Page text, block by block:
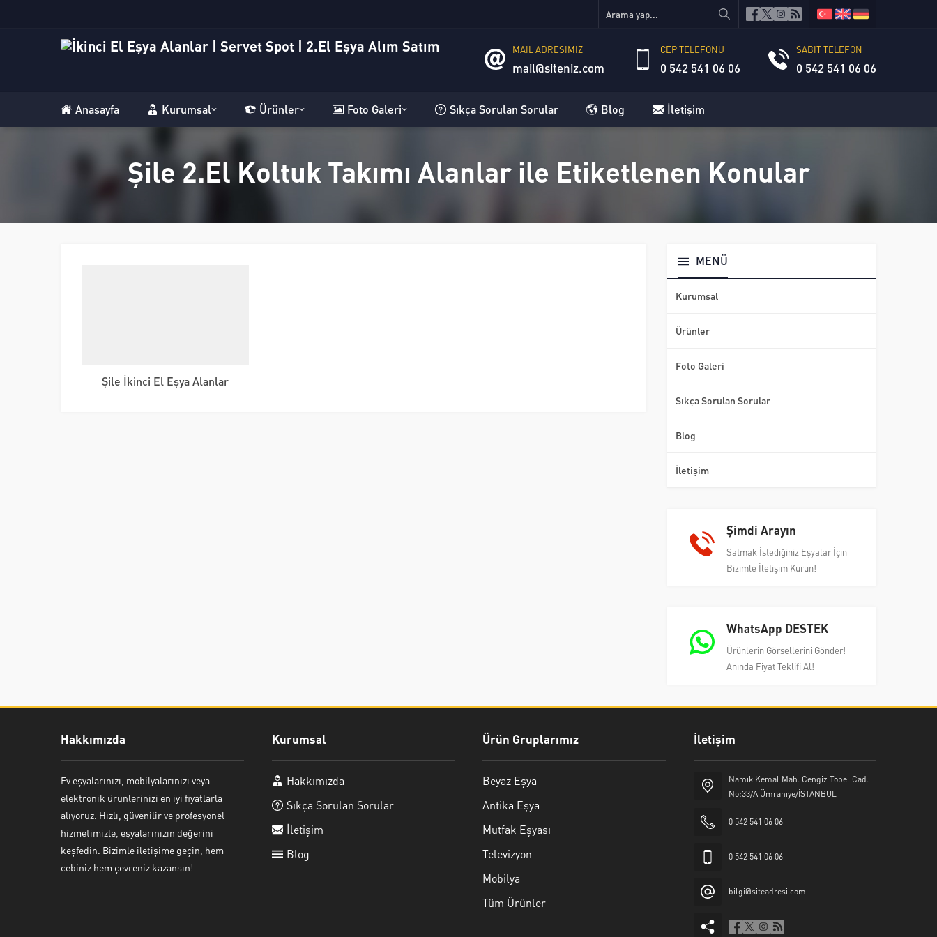
MAIL ADRESİMİZ
mail@siteniz.com
CEP TELEFONU
0 542 541 06 06
SABİT TELEFON
0 542 541 06 06
Anasayfa Kurumsal Ürünler Foto Galeri Sıkça Sorulan Sorular Blog İletişim
Şile 2.El Koltuk Takımı Alanlar ile Etiketlenen Konular
Şile İkinci El Eşya Alanlar
MENÜ
Kurumsal
Ürünler
Foto Galeri
Sıkça Sorulan Sorular
Blog
İletişim
Şimdi Arayın
Satmak İstediğiniz Eşyalar İçin
Bizimle İletişim Kurun!
WhatsApp DESTEK
Ürünlerin Görsellerini Gönder!
Anında Fiyat Teklifi Al!
Hakkımızda
Ev eşyalarınızı, mobilyalarınızı veya
elektronik ürünlerinizi en iyi fiyatlarla
alıyoruz. Hızlı, güvenilir ve profesyonel
hizmetimizle, eşyalarınızın değerini
keşfedin. Bizimle iletişime geçin, hem
cebiniz hem çevreniz kazansın!
Kurumsal
Hakkımızda
Sıkça Sorulan Sorular
İletişim
Blog
Ürün Gruplarımız
Beyaz Eşya
Antika Eşya
Mutfak Eşyası
Televizyon
Mobilya
Tüm Ürünler
İletişim
Namık Kemal Mah. Cengiz Topel Cad.
No:33/A Ümraniye/İSTANBUL
0 542 541 06 06
0 542 541 06 06
bilgi@siteadresi.com
Ayşe Yılmaz